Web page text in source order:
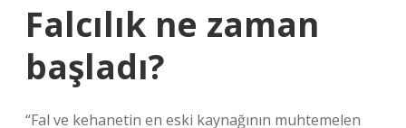
Falcılık ne zaman
başladı?
“Fal ve kehanetin en eski kaynağının muhtemelen